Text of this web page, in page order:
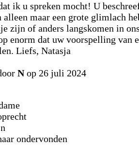
ik u spreken mocht! U
maar een grote glimlach
zijn of anders langskomen in
enorm dat uw voorspelling van
Liefs, Natasja
Nop 26 juli 2024
ondervonden